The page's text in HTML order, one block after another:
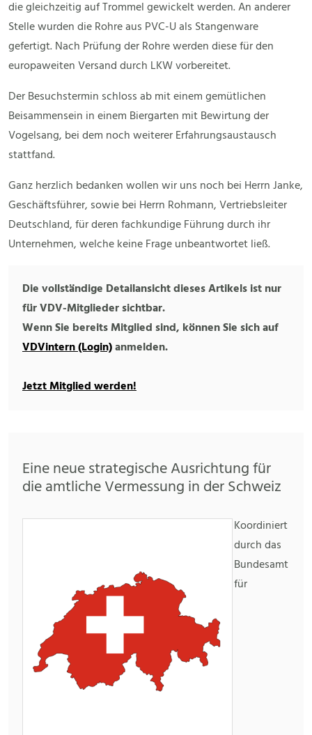
die gleichzeitig auf Trommel gewickelt werden. An anderer
Stelle wurden die Rohre aus PVC-U als Stangenware
gefertigt. Nach Prüfung der Rohre werden diese für den
europaweiten Versand durch LKW vorbereitet.
Der Besuchstermin schloss ab mit einem gemütlichen
Beisammensein in einem Biergarten mit Bewirtung der
Vogelsang, bei dem noch weiterer Erfahrungsaustausch
stattfand.
Ganz herzlich bedanken wollen wir uns noch bei Herrn Janke,
Geschäftsführer, sowie bei Herrn Rohmann, Vertriebsleiter
Deutschland, für deren fachkundige Führung durch ihr
Unternehmen, welche keine Frage unbeantwortet ließ.
Die vollständige Detailansicht dieses Artikels ist nur
für VDV-Mitglieder sichtbar.
Wenn Sie bereits Mitglied sind, können Sie sich auf
VDVintern (Login)anmelden.
Jetzt Mitglied werden!
Eine neue strategische Ausrichtung für
die amtliche Vermessung in der Schweiz
Koordiniert
durch das
Bundesamt
für